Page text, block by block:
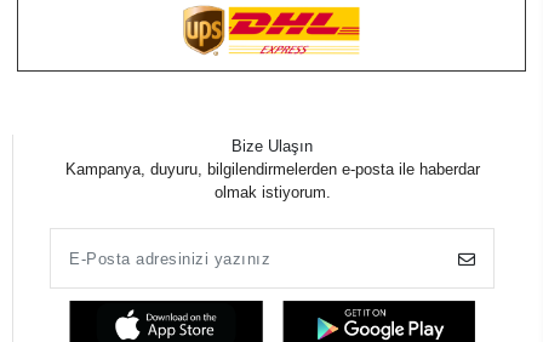
Bize Ulaşın
Kampanya, duyuru, bilgilendirmelerden e-posta ile haberdar
olmak istiyorum.